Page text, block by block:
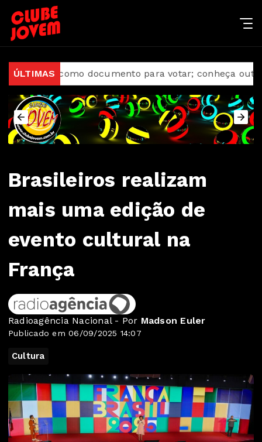
ÚLTIMAS
como documento para votar; conheça outras
Brasileiros realizam
mais uma edição de
evento cultural na
França
Radioagência Nacional - Por Madson Euler
Publicado em 06/09/2025 14:07
Cultura